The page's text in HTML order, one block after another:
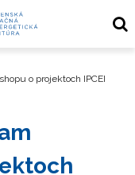
o projektoch IPCEI